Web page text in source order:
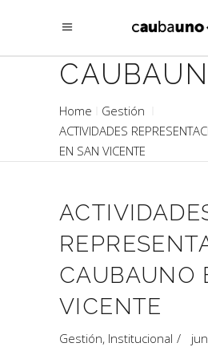
Home
Gestión
ACTIVIDADES
EN SAN VICENTE
CAUBAUNO
VICENTE
Gestión, Institucional